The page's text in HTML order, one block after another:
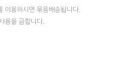
이용하시면 묶음배송됩니다.
용을 금합니다.